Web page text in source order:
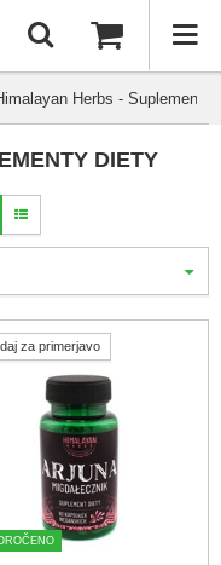
Herbs - Suplementy
DIETY
za primerjavo